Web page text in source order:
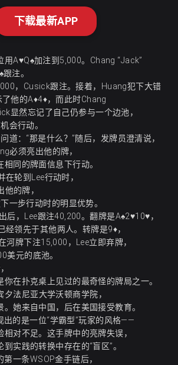
下载最新APP
A♥Q♠加注到5,000。Chang “Jack”
注。
，Cusick跟注。接着，Huang犯下大错
他的A♦4♦，而此时Chang
显然忘记了自己仍参与一个边池，
会行动。
道：“那是什么？”随后，发牌员澄清说，
必须亮出他的牌，
同的牌面信息下行动。
轮到Lee行动时，
的牌，
一步行动时的明显优势。
后，Lee跟注40,200。翻牌是A♠2♥10♥，
经领先于其他两人。转牌是9♦，
河牌下注15,000，Lee立即弃牌，
美元的底池。
在扑克桌上见过的最奇怪的牌局之一。
法尼亚大学沃顿商学院，
她来自中国，后在美国接受教育。
出的是一位“学霸型”玩家的风格——
对不足。这手牌中的亮牌失误，
实践的转换中存在的“盲区”。
一条WSOP金手链后，